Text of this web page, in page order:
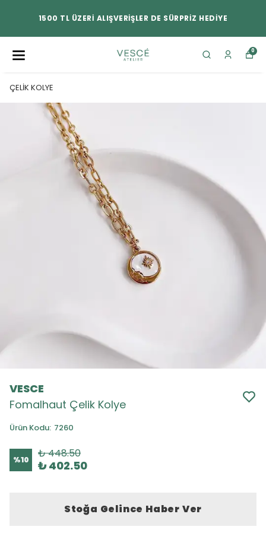
1500 TL ÜZERİ ALIŞVERİŞLER DE SÜRPRİZ HEDİYE
0
ÇELİK KOLYE
VESCE
Fomalhaut Çelik Kolye
Ürün Kodu: 7260
%10 ₺ 448.50
₺ 402.50
Stoğa Gelince Haber Ver